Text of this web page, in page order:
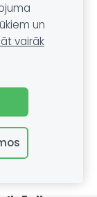
iemaksām,
un atmiņu
un
vairāk